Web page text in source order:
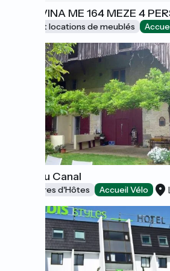
LE GAVINA ME 164 MEZE 4
Gîtes et locations de meublés
Au fil du Canal
Chambres d'Hôtes Accueil Vélo